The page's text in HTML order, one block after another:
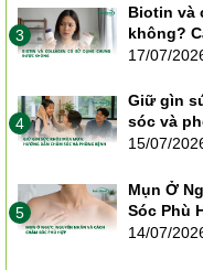
3
Biotin và
không?
17/07/
4
Giữ gìn
sóc và
15/07/
5
Mụn Ở
Sóc Phù
14/07/